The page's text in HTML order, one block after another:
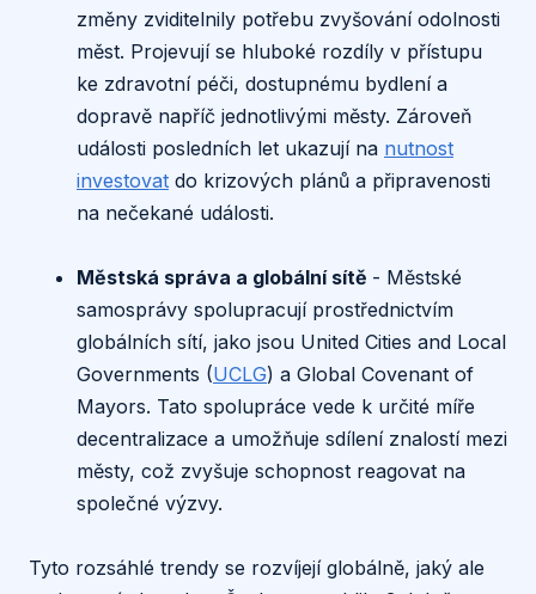
změny zviditelnily potřebu zvyšování odolnosti
měst. Projevují se hluboké rozdíly v přístupu
ke zdravotní péči, dostupnému bydlení a
dopravě napříč jednotlivými městy. Zároveň
události posledních let ukazují na nutnost
investovat do krizových plánů a připravenosti
na nečekané události.
Městská správa a globální sítě - Městské
samosprávy spolupracují prostřednictvím
globálních sítí, jako jsou United Cities and Local
Governments (UCLG) a Global Covenant of
Mayors. Tato spolupráce vede k určité míře
decentralizace a umožňuje sdílení znalostí mezi
městy, což zvyšuje schopnost reagovat na
společné výzvy.
Tyto rozsáhlé trendy se rozvíjejí globálně, jaký ale